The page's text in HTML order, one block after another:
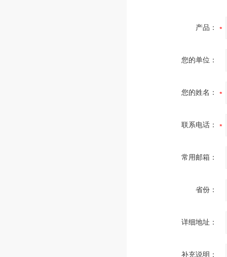
产品：
您的单位：
您的姓名：
联系电话：
常用邮箱：
省份：
详细地址：
补充说明：